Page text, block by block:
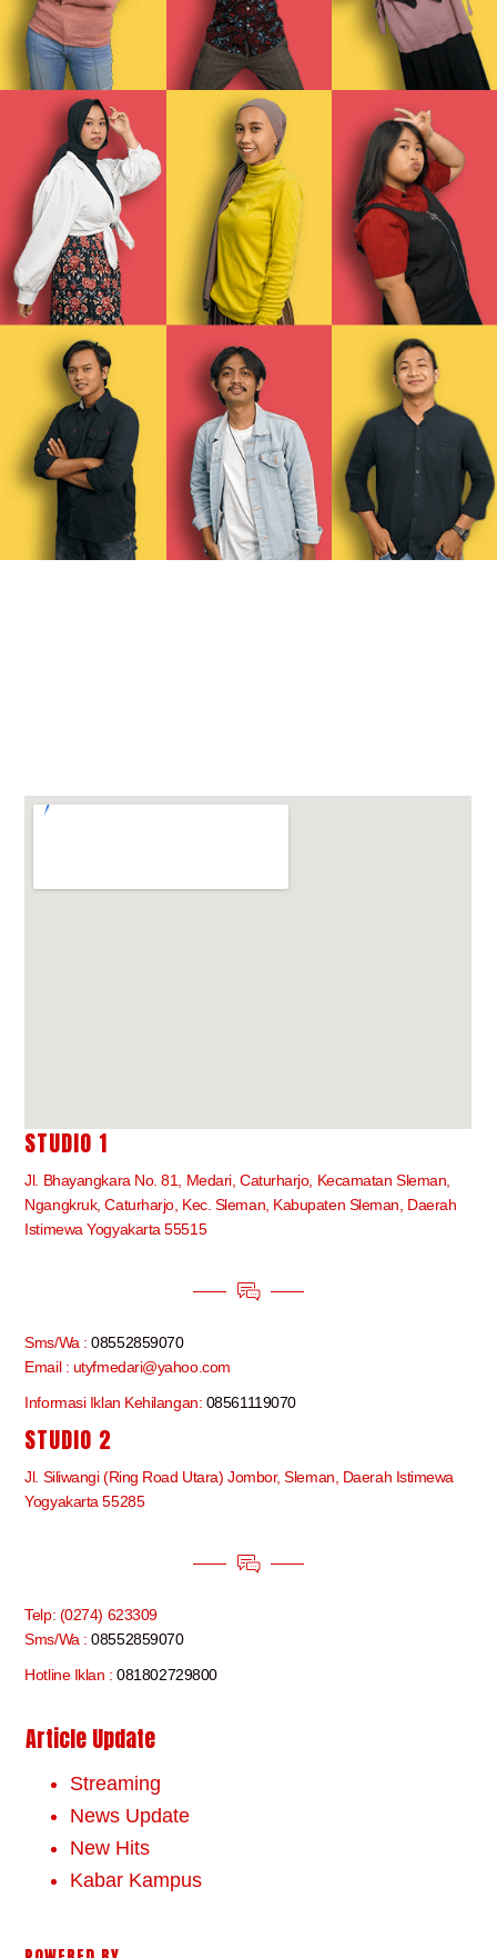
STUDIO 1
Jl. Bhayangkara No. 81, Medari, Caturharjo, Kecamatan Sleman,
Ngangkruk, Caturharjo, Kec. Sleman, Kabupaten Sleman, Daerah
Istimewa Yogyakarta 55515
Sms/Wa :08552859070
Email : utyfmedari@yahoo.com
Informasi Iklan Kehilangan: 08561119070
STUDIO 2
Jl. Siliwangi (Ring Road Utara) Jombor, Sleman, Daerah Istimewa
Yogyakarta 55285
Telp: (0274) 623309
Sms/Wa :08552859070
Hotline Iklan :081802729800
Article Update
Streaming
News Update
New Hits
Kabar Kampus